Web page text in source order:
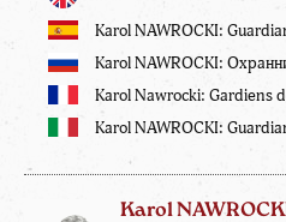
Karol NAWROCKI:
Karol NAWROCKI:
Karol Nawrocki: Gardiens
Karol NAWROCKI:
Karol